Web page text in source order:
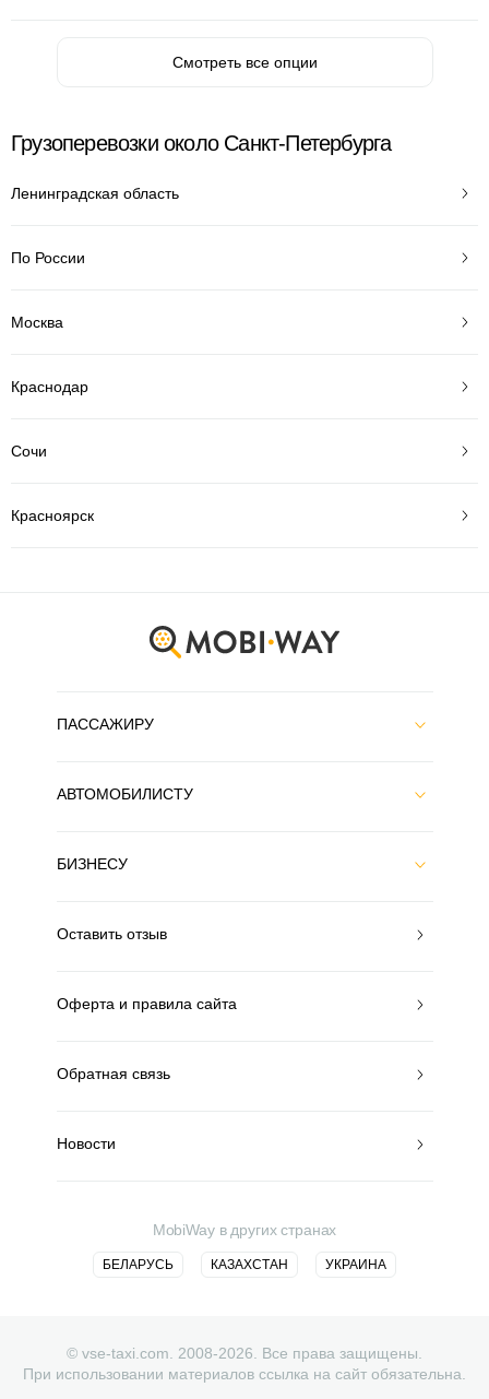
Смотреть все опции
Грузоперевозки около Санкт-Петербурга
Ленинградская область
По России
Москва
Краснодар
Сочи
Красноярск
ПАССАЖИРУ
АВТОМОБИЛИСТУ
БИЗНЕСУ
Оставить отзыв
Оферта и правила сайта
Обратная связь
Новости
MobiWay в других странах
БЕЛАРУСЬ КАЗАХСТАН УКРАИНА
© vse-taxi.com. 2008-2026. Все права защищены.
При использовании материалов ссылка на сайт обязательна.